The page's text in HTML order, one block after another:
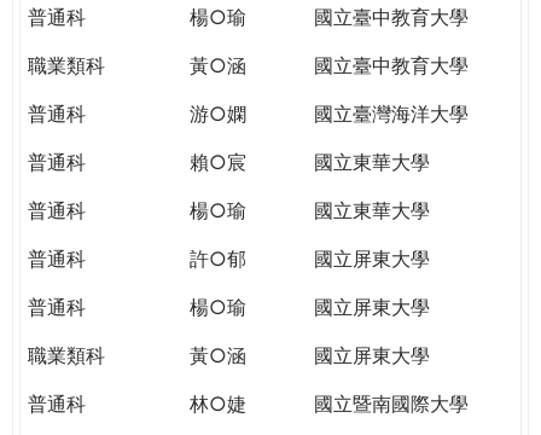
PUTTING
YOU
ON
THE
GLOBAL
CITIZENSHIP
普通科
楊○瑜
國立臺中教育大學
職業類科
黃○涵
國立臺中教育大學
普通科
游○嫻
國立臺灣海洋大學
普通科
賴○宸
國立東華大學
普通科
楊○瑜
國立東華大學
普通科
許○郁
國立屏東大學
普通科
楊○瑜
國立屏東大學
職業類科
黃○涵
國立屏東大學
普通科
林○婕
國立暨南國際大學